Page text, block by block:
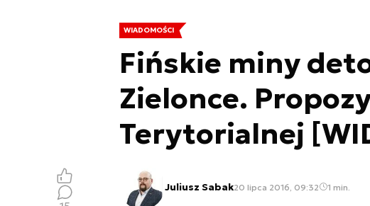
WIADOMOŚCI
Fińskie miny
Zielonce.
Terytorialnej
Juliusz Sabak20 lipca 2016, 09:32 1 min.